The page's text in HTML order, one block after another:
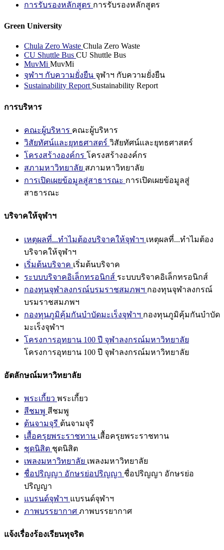
การรับรองหลักสูตร การรับรองหลักสูตร
Green University
Chula Zero Waste Chula Zero Waste
CU Shuttle Bus CU Shuttle Bus
MuvMi MuvMi
จุฬาฯ กับความยั่งยืน จุฬาฯ กับความยั่งยืน
Sustainability Report Sustainability Report
การบริหาร
คณะผู้บริหาร คณะผู้บริหาร
วิสัยทัศน์และยุทธศาสตร์ วิสัยทัศน์และยุทธศาสตร์
โครงสร้างองค์กร โครงสร้างองค์กร
สภามหาวิทยาลัย สภามหาวิทยาลัย
การเปิดเผยข้อมูลสู่สาธารณะ การเปิดเผยข้อมูลสู่
สาธารณะ
บริจาคให้จุฬาฯ
เหตุผลที่...ทำไมต้องบริจาคให้จุฬาฯ เหตุผลที่...ทำไมต้อง
บริจาคให้จุฬาฯ
เริ่มต้นบริจาค เริ่มต้นบริจาค
ระบบบริจาคอิเล็กทรอนิกส์ ระบบบริจาคอิเล็กทรอนิกส์
กองทุนจุฬาลงกรณ์บรมราชสมภพฯ กองทุนจุฬาลงกรณ์
บรมราชสมภพฯ
กองทุนภูมิคุ้มกันบำบัดมะเร็งจุฬาฯ กองทุนภูมิคุ้มกันบำบัด
มะเร็งจุฬาฯ
โครงการอุทยาน 100 ปี จุฬาลงกรณ์มหาวิทยาลัย
โครงการอุทยาน 100 ปี จุฬาลงกรณ์มหาวิทยาลัย
อัตลักษณ์มหาวิทยาลัย
พระเกี้ยว พระเกี้ยว
สีชมพู สีชมพู
ต้นจามจุรี ต้นจามจุรี
เสื้อครุยพระราชทาน เสื้อครุยพระราชทาน
ชุดนิสิต ชุดนิสิต
เพลงมหาวิทยาลัย เพลงมหาวิทยาลัย
ชื่อปริญญา อักษรย่อปริญญา ชื่อปริญญา อักษรย่อ
ปริญญา
แบรนด์จุฬาฯ แบรนด์จุฬาฯ
ภาพบรรยากาศ ภาพบรรยากาศ
แจ้งเรื่องร้องเรียนทุจริต